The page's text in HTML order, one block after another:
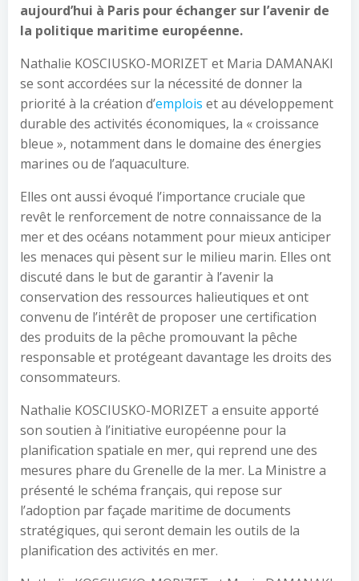
aujourd’hui à Paris pour échanger sur l’avenir de
la politique maritime européenne.
Nathalie KOSCIUSKO-MORIZET et Maria DAMANAKI
se sont accordées sur la nécessité de donner la
priorité à la création d’emplois et au développement
durable des activités économiques, la « croissance
bleue », notamment dans le domaine des énergies
marines ou de l’aquaculture.
Elles ont aussi évoqué l’importance cruciale que
revêt le renforcement de notre connaissance de la
mer et des océans notamment pour mieux anticiper
les menaces qui pèsent sur le milieu marin. Elles ont
discuté dans le but de garantir à l’avenir la
conservation des ressources halieutiques et ont
convenu de l’intérêt de proposer une certification
des produits de la pêche promouvant la pêche
responsable et protégeant davantage les droits des
consommateurs.
Nathalie KOSCIUSKO-MORIZET a ensuite apporté
son soutien à l’initiative européenne pour la
planification spatiale en mer, qui reprend une des
mesures phare du Grenelle de la mer. La Ministre a
présenté le schéma français, qui repose sur
l’adoption par façade maritime de documents
stratégiques, qui seront demain les outils de la
planification des activités en mer.